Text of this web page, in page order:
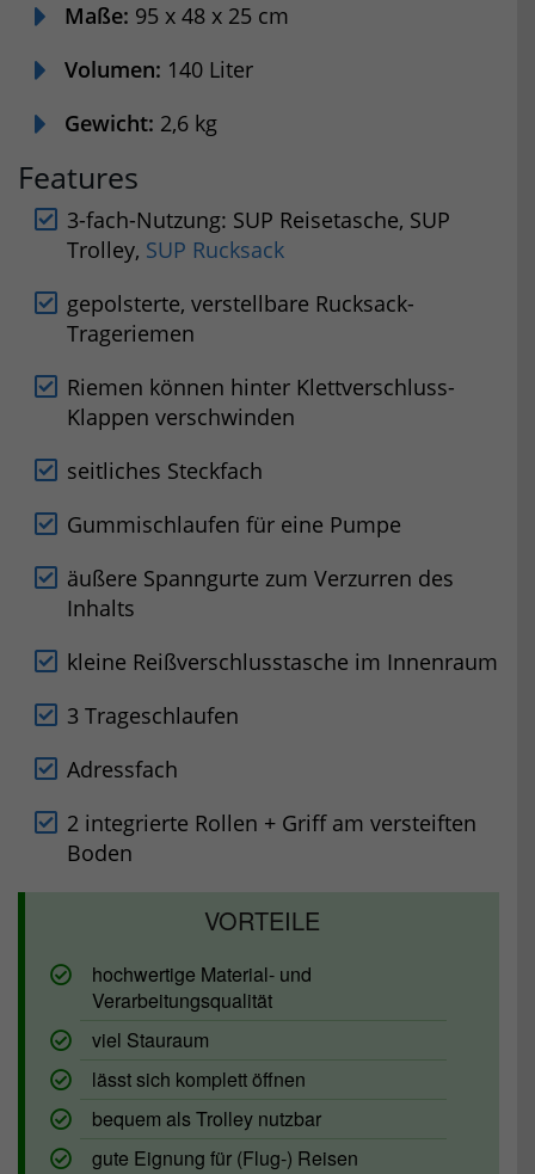
Maße: 95 x 48 x 25 cm
Volumen: 140 Liter
Gewicht: 2,6 kg
Features
3-fach-Nutzung: SUP Reisetasche, SUP
Trolley, SUP Rucksack
gepolsterte, verstellbare Rucksack-
Trageriemen
Riemen können hinter Klettverschluss-
Klappen verschwinden
seitliches Steckfach
Gummischlaufen für eine Pumpe
äußere Spanngurte zum Verzurren des
Inhalts
kleine Reißverschlusstasche im Innenraum
3 Trageschlaufen
Adressfach
2 integrierte Rollen + Griff am versteiften
Boden
hochwertige Material- und
Verarbeitungsqualität
viel Stauraum
lässt sich komplett öffnen
bequem als Trolley nutzbar
gute Eignung für (Flug-) Reisen